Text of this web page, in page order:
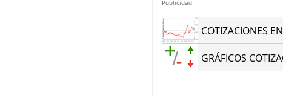
Publicidad
COTIZACIONES
GRÁFICOS